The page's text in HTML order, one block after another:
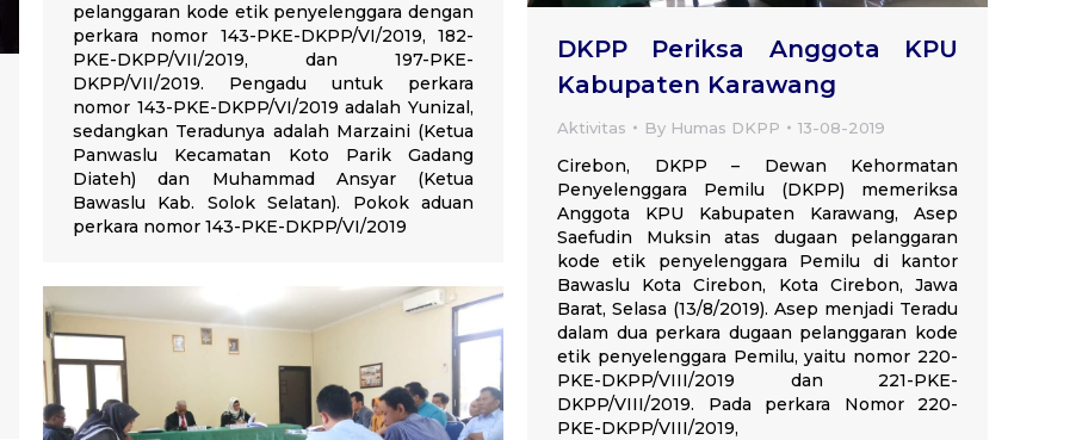
pelanggaran kode etik penyelenggara dengan
perkara nomor 143-PKE-DKPP/VI/2019, 182-
PKE-DKPP/VII/2019, dan 197-PKE-
DKPP/VII/2019. Pengadu untuk perkara
nomor 143-PKE-DKPP/VI/2019 adalah Yunizal,
sedangkan Teradunya adalah Marzaini (Ketua
Panwaslu Kecamatan Koto Parik Gadang
Diateh) dan Muhammad Ansyar (Ketua
Bawaslu Kab. Solok Selatan). Pokok aduan
perkara nomor 143-PKE-DKPP/VI/2019
DKPP Periksa Anggota KPU
Kabupaten Karawang
Aktivitas By Humas DKPP 13-08-2019
Cirebon, DKPP – Dewan Kehormatan
Penyelenggara Pemilu (DKPP) memeriksa
Anggota KPU Kabupaten Karawang, Asep
Saefudin Muksin atas dugaan pelanggaran
kode etik penyelenggara Pemilu di kantor
Bawaslu Kota Cirebon, Kota Cirebon, Jawa
Barat, Selasa (13/8/2019). Asep menjadi Teradu
dalam dua perkara dugaan pelanggaran kode
etik penyelenggara Pemilu, yaitu nomor 220-
PKE-DKPP/VIII/2019 dan 221-PKE-
DKPP/VIII/2019. Pada perkara Nomor 220-
PKE-DKPP/VIII/2019,